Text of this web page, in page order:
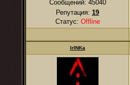
Сообщений: 45040
Репутация: 19
Статус: Offline
IrINKa